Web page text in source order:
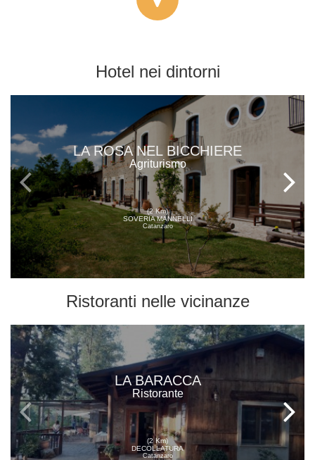
Hotel nei dintorni
LA ROSA NEL BICCHIERE
Agriturismo
(2 Km)
SOVERIA MANNELLI
Catanzaro
Ristoranti nelle vicinanze
LA BARACCA
Ristorante
(2 Km)
DECOLLATURA
Catanzaro